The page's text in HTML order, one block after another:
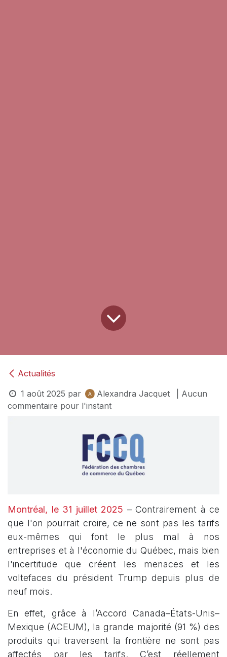
Actualités
1 août 2025 par Alexandra Jacquet
| Aucun
commentaire pour l'instant
Montréal, le 31 juillet 2025 – Contrairement à ce
que l'on pourrait croire, ce ne sont pas les tarifs
eux-mêmes qui font le plus mal à nos
entreprises et à l'économie du Québec, mais bien
l'incertitude que créent les menaces et les
voltefaces du président Trump depuis plus de
neuf mois.
En effet, grâce à l’Accord Canada–États-Unis–
Mexique (ACEUM), la grande majorité (91 %) des
produits qui traversent la frontière ne sont pas
affectés par les tarifs. C’est réellement